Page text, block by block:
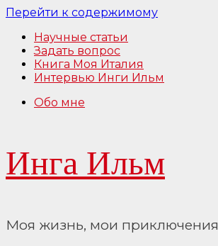
Перейти к содержимому
Научные статьи
Задать вопрос
Книга Моя Италия
Интервью Инги Ильм
Обо мне
Инга Ильм
Моя жизнь, мои приключения